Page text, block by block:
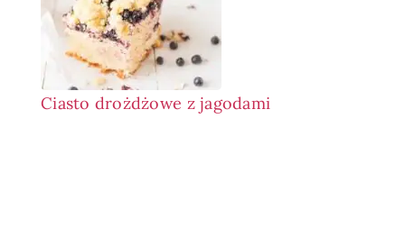
Ciasto drożdżowe z jagodami